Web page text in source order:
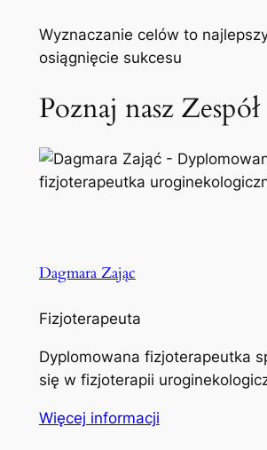
Wyznaczanie celów to
osiągnięcie sukcesu
Poznaj nasz Zespół
Dagmara Zając
Fizjoterapeuta
Dyplomowana fizjoterapeutka
się w fizjoterapii
Więcej informacji